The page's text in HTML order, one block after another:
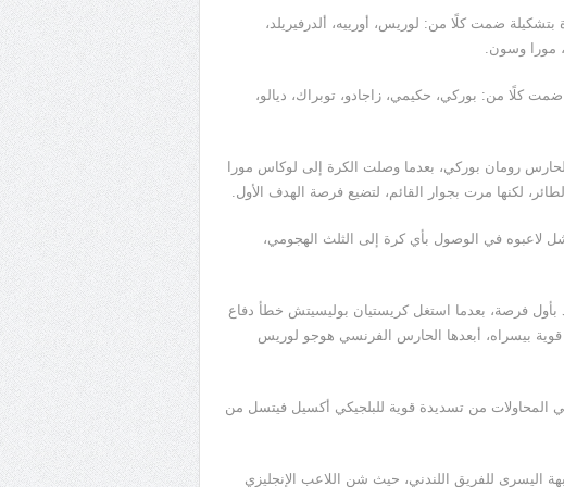
بتشكيلة ضمت كلًا من: لوريس، أورييه، ألدرفيريلد،
مورا وسون.
كلًا من: بوركي، حكيمي، زاجادو، توبراك، ديالو،
إلى مرمى الحارس رومان بوركي، بعدما وصلت الكرة إلى لوكاس مورا
لكنها مرت بجوار القائم، لتضيع فرصة الهدف الأول.
الـ10 الأولى، بعدما فشل لاعبوه في الوصول بأي كرة إلى الثلث الهجومي،
بأول فرصة، بعدما استغل كريستيان بوليسيتش خطأ دفاع
بيسراه، أبعدها الحارس الفرنسي هوجو لوريس
المحاولات من تسديدة قوية للبلجيكي أكسيل فيتسل من
للفريق اللندني، حيث شن اللاعب الإنجليزي